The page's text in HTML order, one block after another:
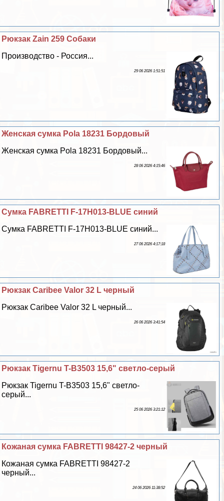
Рюкзак Zain 259 Собаки
Производство - Россия...
29 06 2026 1:51:51
Женская сумка Pola 18231 Бордовый
Женская сумка Pola 18231 Бордовый...
28 06 2026 4:15:46
Сумка FABRETTI F-17H013-BLUE синий
Сумка FABRETTI F-17H013-BLUE синий...
27 06 2026 4:17:18
Рюкзак Caribee Valor 32 L черный
Рюкзак Caribee Valor 32 L черный...
26 06 2026 3:41:54
Рюкзак Tigernu T-B3503 15,6" светло-серый
Рюкзак Tigernu T-B3503 15,6" светло-
серый...
25 06 2026 3:21:12
Кожаная сумка FABRETTI 98427-2 черный
Кожаная сумка FABRETTI 98427-2
черный...
24 06 2026 11:38:52